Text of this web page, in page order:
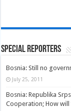
Special Reporters
Bosnia: Still no
July 25, 2011
Bosnia: Republika
Cooperation; How will